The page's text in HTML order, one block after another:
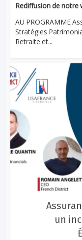
Rediffusion de notre
AU PROGRAMME
Stratégies
Retraite et...
un